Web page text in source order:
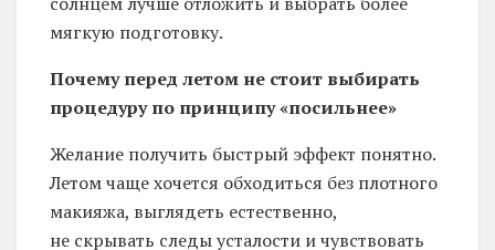
мягкую подготовку.
Почему перед летом не стоит выбирать
процедуру по принципу «посильнее»
Желание получить быстрый эффект понятно.
Летом чаще хочется обходиться без плотного
макияжа, выглядеть естественно,
не скрывать следы усталости и чувствовать